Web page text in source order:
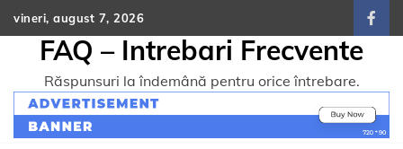
Skip
to
content
vineri, august 7, 2026
FAQ – Intrebari Frecvente
Răspunsuri la îndemână pentru orice întrebare.